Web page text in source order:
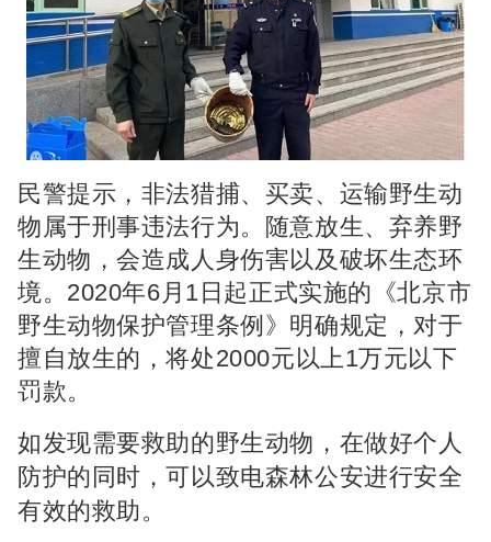
民警提示，非法猎捕、买卖、运输野生动
物属于刑事违法行为。随意放生、弃养野
生动物，会造成人身伤害以及破坏生态环
境。2020年6月1日起正式实施的《北京市
野生动物保护管理条例》明确规定，对于
擅自放生的，将处2000元以上1万元以下
罚款。
如发现需要救助的野生动物， 在做好个人
防护的同时，可以致电森林公安进行安全
有效的救助。